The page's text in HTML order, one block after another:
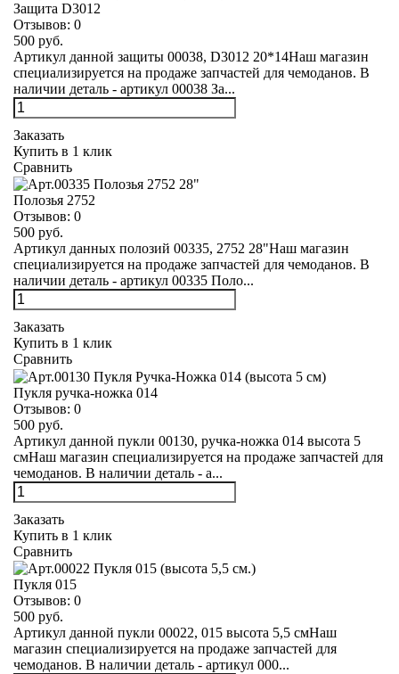
Защита D3012
Отзывов: 0
500 руб.
Артикул данной защиты 00038, D3012 20*14Наш магазин
специализируется на продаже запчастей для чемоданов. В
наличии деталь - артикул 00038 За...
Заказать
Купить в 1 клик
Сравнить
Полозья 2752
Отзывов: 0
500 руб.
Артикул данных полозий 00335, 2752 28"Наш магазин
специализируется на продаже запчастей для чемоданов. В
наличии деталь - артикул 00335 Поло...
Заказать
Купить в 1 клик
Сравнить
Пукля ручка-ножка 014
Отзывов: 0
500 руб.
Артикул данной пукли 00130, ручка-ножка 014 высота 5
смНаш магазин специализируется на продаже запчастей для
чемоданов. В наличии деталь - а...
Заказать
Купить в 1 клик
Сравнить
Пукля 015
Отзывов: 0
500 руб.
Артикул данной пукли 00022, 015 высота 5,5 смНаш
магазин специализируется на продаже запчастей для
чемоданов. В наличии деталь - артикул 000...